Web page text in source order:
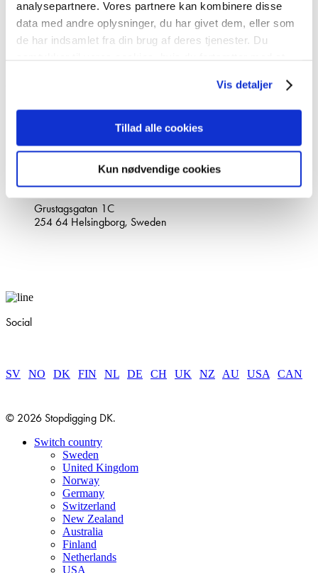
analysepartnere. Vores partnere kan kombinere disse
data med andre oplysninger, du har givet dem, eller som
de har indsamlet fra din brug af deres tjenester. Du
Vis detaljer
Tillad alle cookies
Kun nødvendige cookies
Our STORY
Become partner
PARTNER LOGIN
+46(0)10-147 07 00
info@stopdigging.dk
Request a quote
Grustagsgatan 1C
254 64 Helsingborg, Sweden
Social
SV NO DK FIN NL DE CH UK NZ AU USA CAN
© 2026 Stopdigging DK.
Close
Switch country
Sweden
United Kingdom
Norway
Germany
Switzerland
New Zealand
Australia
Finland
Netherlands
USA